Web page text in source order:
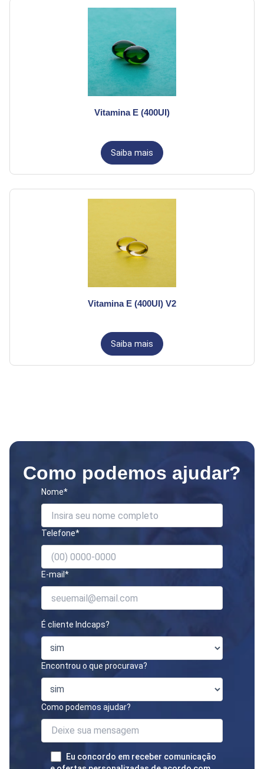
Vitamina E (400UI)
Saiba mais
Vitamina E (400UI) V2
Saiba mais
Como podemos ajudar?
Nome*
Telefone*
E-mail*
É cliente Indcaps?
Encontrou o que procurava?
Como podemos ajudar?
Eu concordo em receber comunicação